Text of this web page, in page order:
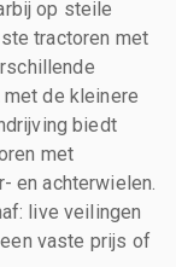
op steile
tractoren met
de kleinere
biedt
met
en achterwielen.
live veilingen
vaste prijs of